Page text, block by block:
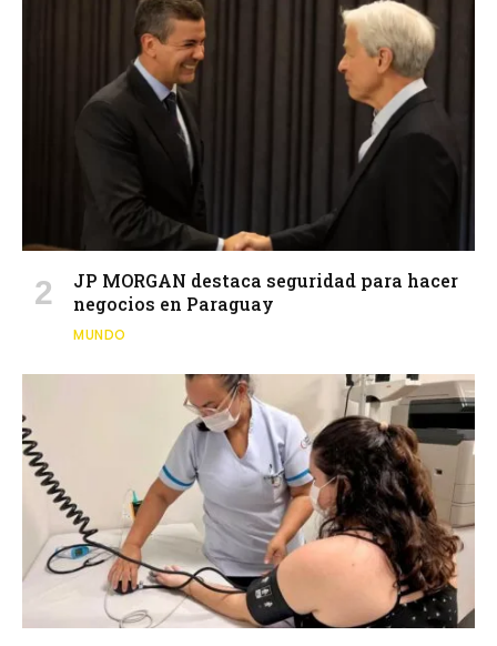
JP MORGAN destaca seguridad para hacer
negocios en Paraguay
MUNDO